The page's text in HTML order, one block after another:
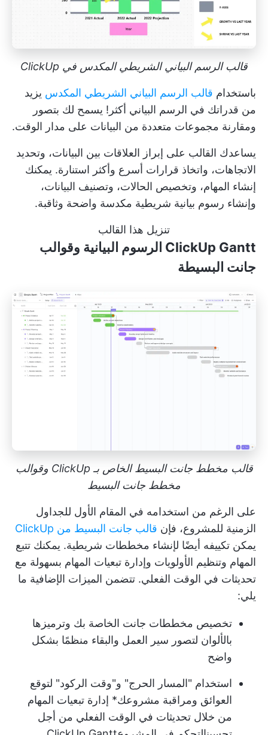
قالب الرسم البياني الشريطي المكدس في ClickUp
باستخدام قالب الرسم البياني الشريطي المكدس يزيد
من قدراتك في الرسم البياني أكثر! يسمح لك بتصور
ومقارنة مجموعات متعددة من البيانات على مدار الوقت.
يساعدك القالب على إبراز العلاقات بين البيانات، وتحديد
الاتجاهات، واتخاذ قرارات أسرع وأكثر استنارة. يمكنك
إنشاء المهام، وتخصيص الحالات، وتصنيف البيانات،
وإنشاء رسوم بيانية شريطية مكدسة واضحة وثاقبة.
تنزيل هذا القالب
ClickUp Gantt الرسوم البيانية وقوالب
جانت البسيطة
قالب مخطط جانت البسيط الخاص بـ ClickUp وقوالب
مخطط جانت البسيط
على الرغم من استخدامه في المقام الأول للجداول
الزمنية للمشروع، فإن قالب جانت البسيط من ClickUp
يمكن تكييفه أيضًا لإنشاء مخططات شريطية. يمكنك تتبع
المهام وتنظيم الأولويات وإدارة تبعيات المهام بسهولة مع
تحديثات في الوقت الفعلي. تتضمن الميزات الإضافية ما
يلي:
تخصيص مخططات جانت الخاصة بك وترميزها
بالألوان لتصور سير العمل والبقاء منظمًا بشكل
واضح
استخدام "المسار الحرج" و"وقت الركود" لتوقع
العوائق ومراقبة مشروعك* إدارة تبعيات المهام
من خلال تحديثات في الوقت الفعلي من أجل